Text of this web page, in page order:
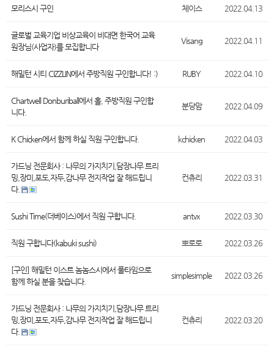
모리스시 구인 체이스 2022.04.13
글로벌 교육기업 비상교육이 비대면 한국어 교육
원장님(사업자)를 모집합니다
Visang 2022.04.11
해밀턴 시티 CIZZLIN에서 주방직원 구인합니다! :) RUBY 2022.04.10
Chartwell Donburiball에서 홀, 주방직원 구인합
니다.
분당맘 2022.04.09
K Chicken에서 함께 하실 직원 구인합니다. kchicken 2022.04.03
가드닝 전문회사 : 나무의 가지치기,담장나무 트리
밍,장미,포도,자두,감나무 전지작업 잘 해드립니
다.
컨츄리 2022.03.31
Sushi Time(더베이스)에서 직원 구합니다. antvx 2022.03.30
직원 구합니다(kabuki sushi) 뽀로로 2022.03.26
[구인] 해밀턴 이스트 놈놈스시에서 풀타임으로
함께 하실 분을 찾습니다.
simplesimple 2022.03.26
가드닝 전문회사 : 나무의 가지치기,담장나무 트리
밍,장미,포도,자두,감나무 전지작업 잘 해드립니
다.
컨츄리 2022.03.20